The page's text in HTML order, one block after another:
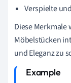
Verspielte
Diese
Möbelstücken
und Eleganz zu